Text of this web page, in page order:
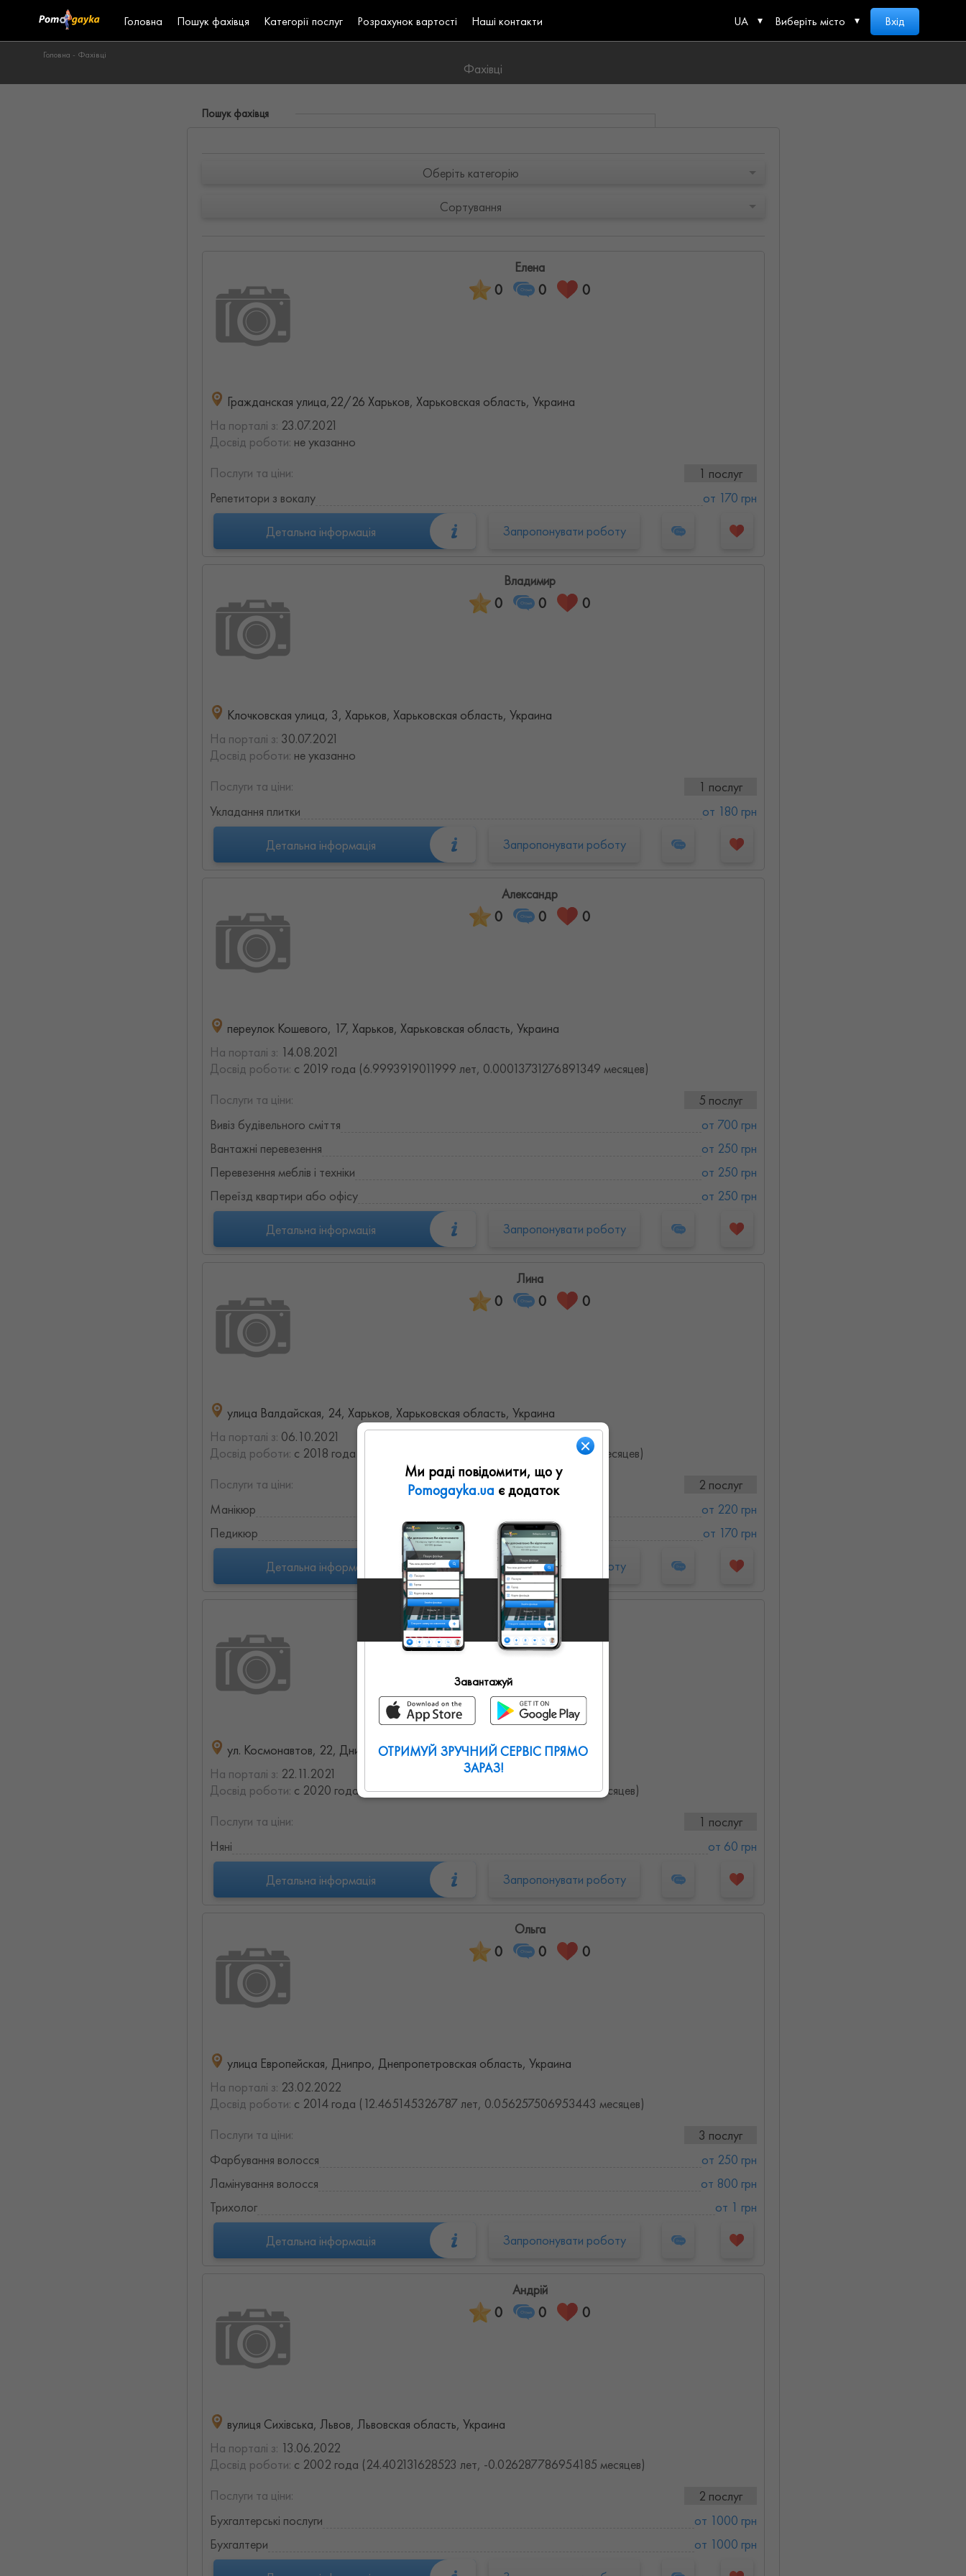
Головна Пошук фахівця Категорії послуг Розрахунок вартості Наші контакти UA Виберіть місто Вхід
Головна - Фахівці
Фахівці
Пошук фахівця
Оберіть категорію
Сортування
Елена
0 0 0
Гражданская улица,22/26 Харьков, Харьковская область, Украина
На порталі з: 23.07.2021
Досвід роботи: не указанно
Послуги та ціни:
1 послуг
Репетитори з вокалу
от 170 грн
Детальна інформація Запропонувати роботу
Владимир
0 0 0
Клочковская улица, 3, Харьков, Харьковская область, Украина
На порталі з: 30.07.2021
Досвід роботи: не указанно
Послуги та ціни:
1 послуг
Укладання плитки
от 180 грн
Детальна інформація Запропонувати роботу
Александр
0 0 0
переулок Кошевого, 17, Харьков, Харьковская область, Украина
На порталі з: 14.08.2021
Досвід роботи: с 2019 года (6.9993919011999 лет, 0.00013731276891349 месяцев)
Послуги та ціни:
5 послуг
Вивіз будівельного сміття
от 700 грн
Вантажні перевезення
от 250 грн
Перевезення меблів і техніки
от 250 грн
Переїзд квартири або офісу
от 250 грн
Детальна інформація Запропонувати роботу
Лина
0 0 0
улица Валдайская, 24, Харьков, Харьковская область, Украина
На порталі з: 06.10.2021
Досвід роботи: с 2018 года (7.8487069701375 лет, 0.0019048778146811 месяцев)
Послуги та ціни:
2 послуг
Манікюр
от 220 грн
Педикюр
от 170 грн
Детальна інформація Запропонувати роботу
Татьяна
0 0 0
ул. Космонавтов, 22, Днипро, Днепропетровская область, Украина
На порталі з: 22.11.2021
Досвід роботи: с 2020 года (6.3528165594743 лет, -0.015152126231726 месяцев)
Послуги та ціни:
1 послуг
Няні
от 60 грн
Детальна інформація Запропонувати роботу
Ольга
0 0 0
улица Европейская, Днипро, Днепропетровская область, Украина
На порталі з: 23.02.2022
Досвід роботи: с 2014 года (12.465145326787 лет, 0.056257506953443 месяцев)
Послуги та ціни:
3 послуг
Фарбування волосся
от 250 грн
Ламінування волосся
от 800 грн
Трихолог
от 1 грн
Детальна інформація Запропонувати роботу
Андрій
0 0 0
вулиця Сихівська, Львов, Львовская область, Украина
На порталі з: 13.06.2022
Досвід роботи: с 2002 года (24.402131628523 лет, -0.026287786954185 месяцев)
Послуги та ціни:
2 послуг
Бухгалтерські послуги
от 1000 грн
Бухгалтери
от 1000 грн
Ми раді повідомити, що у
Pomogayka.ua є додаток
Завантажуй
ОТРИМУЙ ЗРУЧНИЙ СЕРВІС ПРЯМО
ЗАРАЗ!